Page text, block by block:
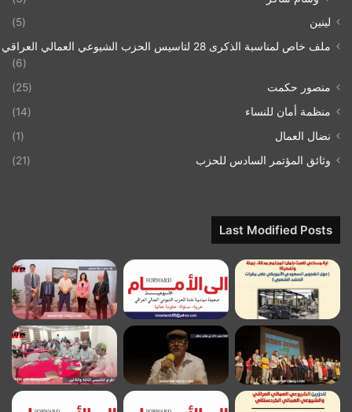
لينين
(5)
ملف خاص لمناسبة الذكرى 28 لتاسيس الحزب الشيوعي العمالي العراقي 1993/07/21
(6)
منصور حكمت
(25)
منظمة أمان للنساء
(14)
نضال العمال
(1)
وثائق المؤتمر السادس للحزب
(21)
Last Modified Posts